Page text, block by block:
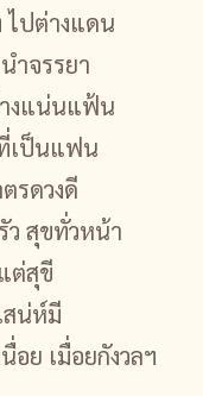
ไปต่างแดน
ำจรรยา
งแน่นแฟ้น
ที่เป็นแฟน
รดวงดี
ว สุขทั่วหน้า
ต่สุขี
สน่ห์มี
อย เมื่อยกังวลฯ